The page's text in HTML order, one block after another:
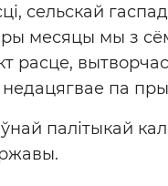
сельскай
месяцы мы з
расце,
па
палітыкай